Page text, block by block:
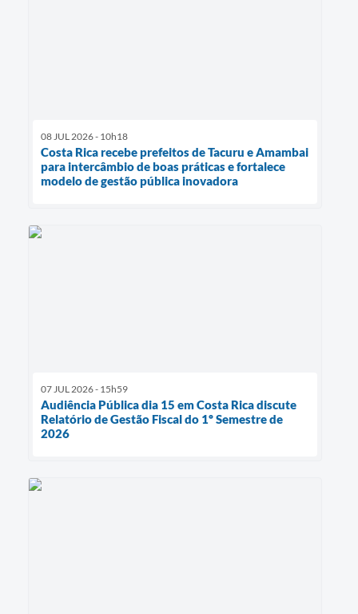
08 JUL 2026 - 10h18
Costa Rica recebe prefeitos de Tacuru e Amambai
para intercâmbio de boas práticas e fortalece
modelo de gestão pública inovadora
07 JUL 2026 - 15h59
Audiência Pública dia 15 em Costa Rica discute
Relatório de Gestão Fiscal do 1º Semestre de
2026